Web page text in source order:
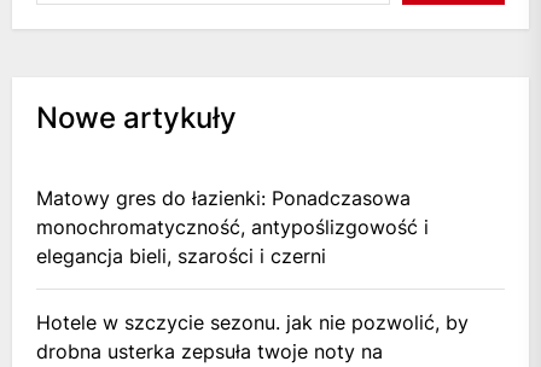
Nowe artykuły
Matowy gres do łazienki: Ponadczasowa
monochromatyczność, antypoślizgowość i
elegancja bieli, szarości i czerni
Hotele w szczycie sezonu. jak nie pozwolić, by
drobna usterka zepsuła twoje noty na